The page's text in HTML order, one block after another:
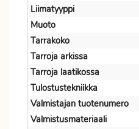
Liimatyyppi
Muoto
Tarrakoko
Tarroja arkissa
Tarroja laatikossa
Tulostustekniikka
Valmistajan tuotenumero
Valmistusmateriaali